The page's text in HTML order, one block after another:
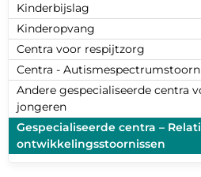
Kinderbijslag
Kinderopvang
Centra voor respijtzorg
Centra -
Andere gespecialiseerde centra
jongeren
Gespecialiseerde centra –
ontwikkelingsstoornissen